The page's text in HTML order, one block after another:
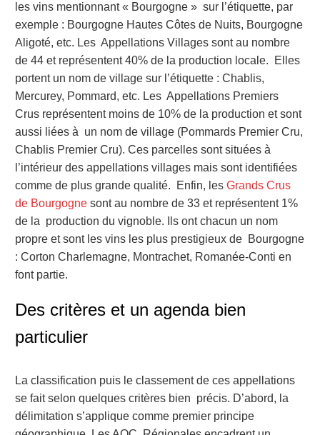
les vins mentionnant « Bourgogne » sur l’étiquette, par
exemple : Bourgogne Hautes Côtes de Nuits, Bourgogne
Aligoté, etc. Les Appellations Villages sont au nombre
de 44 et représentent 40% de la production locale. Elles
portent un nom de village sur l’étiquette : Chablis,
Mercurey, Pommard, etc. Les Appellations Premiers
Crus représentent moins de 10% de la production et sont
aussi liées à un nom de village (Pommards Premier Cru,
Chablis Premier Cru). Ces parcelles sont situées à
l’intérieur des appellations villages mais sont identifiées
comme de plus grande qualité. Enfin, les Grands Crus
de Bourgogne sont au nombre de 33 et représentent 1%
de la production du vignoble. Ils ont chacun un nom
propre et sont les vins les plus prestigieux de Bourgogne
: Corton Charlemagne, Montrachet, Romanée-Conti en
font partie.
Des critères et un agenda bien
particulier
La classification puis le classement de ces appellations
se fait selon quelques critères bien précis. D’abord, la
délimitation s’applique comme premier principe